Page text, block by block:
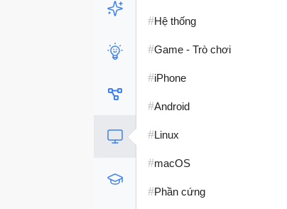
#Hệ thống
#Game - Trò chơi
#iPhone
#Android
#Linux
#macOS
#Phần cứng